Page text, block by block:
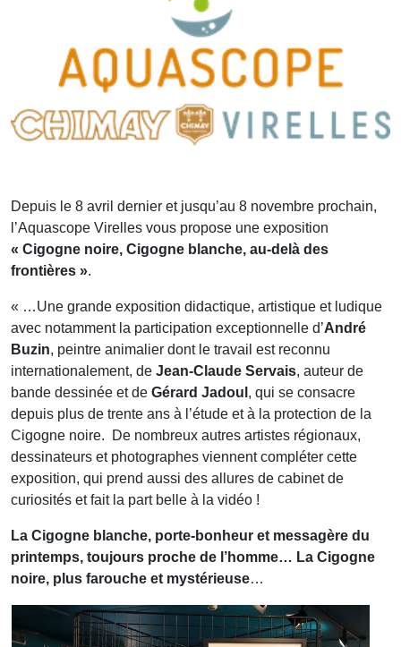
Depuis le 8 avril dernier et jusqu’au 8 novembre prochain,
l’Aquascope Virelles vous propose une exposition
« Cigogne noire, Cigogne blanche, au-delà des
frontières ».
« …Une grande exposition didactique, artistique et ludique
avec notamment la participation exceptionnelle d’André
Buzin, peintre animalier dont le travail est reconnu
internationalement, de Jean-Claude Servais, auteur de
bande dessinée et de Gérard Jadoul , qui se consacre
depuis plus de trente ans à l’étude et à la protection de la
Cigogne noire. De nombreux autres artistes régionaux,
dessinateurs et photographes viennent compléter cette
exposition, qui prend aussi des allures de cabinet de
curiosités et fait la part belle à la vidéo !
La Cigogne blanche, porte-bonheur et messagère du
printemps, toujours proche de l’homme… La Cigogne
noire, plus farouche et mystérieuse…